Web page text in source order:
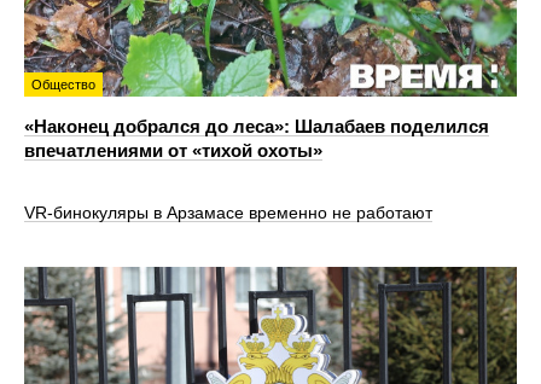
Общество
«Наконец добрался до леса»: Шалабаев поделился
впечатлениями от «тихой охоты»
VR‑бинокуляры в Арзамасе временно не работают